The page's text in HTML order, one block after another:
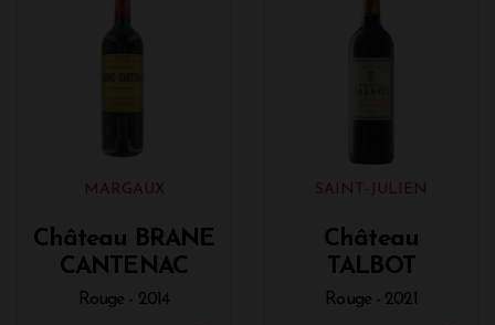
MARGAUX
Château BRANE
CANTENAC
Rouge - 2014
SAINT-JULIEN
Château
TALBOT
Rouge - 2021